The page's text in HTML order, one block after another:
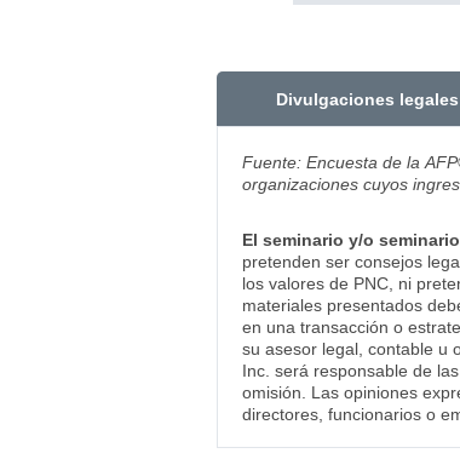
Divulgaciones
Fuente: Encuesta de la
organizaciones cuyos
El seminario y/o
pretenden ser consejos
los valores de PNC, ni
materiales presentados
en una transacción o
su asesor legal, contable u
Inc. será responsable de
omisión. Las opiniones
directores, funcionarios o